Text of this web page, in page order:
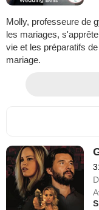
Molly, professeure de
les mariages,
vie et les préparatifs
mariage.